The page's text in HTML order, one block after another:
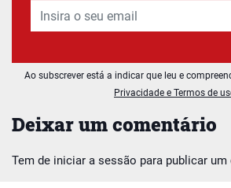
Deixar um comentário
Tem de iniciar a sessão para publicar
Ao subscrever está a indicar que leu e
Privacidade e Termos de